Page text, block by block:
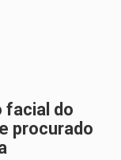
facial do
procurado